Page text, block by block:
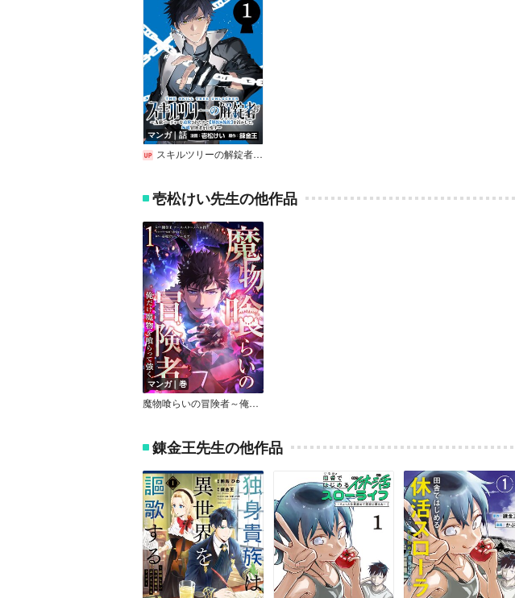
マンガ｜話
スキルツリーの解錠者～A級パーティーを追放されたので【解錠＆施錠】を活かして、S級冒険者を目指す～（話売り）
壱松けい先生の他作品
マンガ｜巻
魔物喰らいの冒険者～俺だけ魔物を喰らって強くなる～
錬金王先生の他作品